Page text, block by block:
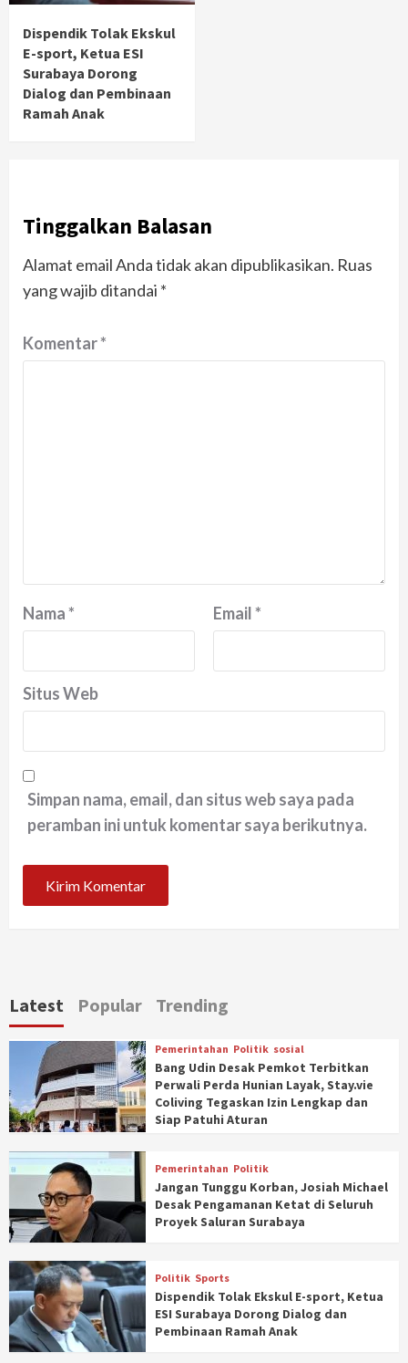
Dispendik Tolak Ekskul
E-sport, Ketua ESI
Surabaya Dorong
Dialog dan Pembinaan
Ramah Anak
Tinggalkan Balasan
Alamat email Anda tidak akan dipublikasikan. Ruas
yang wajib ditandai *
Komentar*
Nama* Email*
Situs Web
Simpan nama, email, dan situs web saya pada
peramban ini untuk komentar saya berikutnya.
Latest Popular Trending
Pemerintahan Politik sosial
Bang Udin Desak Pemkot Terbitkan
Perwali Perda Hunian Layak, Stay.vie
Coliving Tegaskan Izin Lengkap dan
Siap Patuhi Aturan
Pemerintahan Politik
Jangan Tunggu Korban, Josiah Michael
Desak Pengamanan Ketat di Seluruh
Proyek Saluran Surabaya
Politik Sports
Dispendik Tolak Ekskul E-sport, Ketua
ESI Surabaya Dorong Dialog dan
Pembinaan Ramah Anak